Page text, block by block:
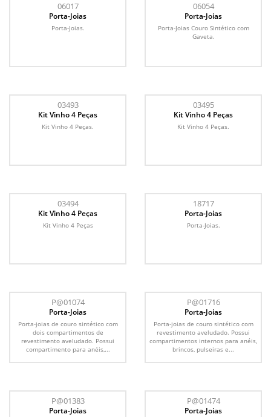
06017
Porta-Joias
Porta-Joias.
06054
Porta-Joias
Porta-Joias Couro Sintético com
Gaveta.
03493
Kit Vinho 4 Peças
Kit Vinho 4 Peças.
03495
Kit Vinho 4 Peças
Kit Vinho 4 Peças.
03494
Kit Vinho 4 Peças
Kit Vinho 4 Peças
18717
Porta-Joias
Porta-Joias.
P@01074
Porta-Joias
Porta-joias de couro sintético com
dois compartimentos de
revestimento aveludado. Possui
compartimento para anéis,...
P@01716
Porta-Joias
Porta-joias de couro sintético com
revestimento aveludado. Possui
compartimentos internos para anéis,
brincos, pulseiras e...
P@01383
Porta-Joias
P@01474
Porta-Joias